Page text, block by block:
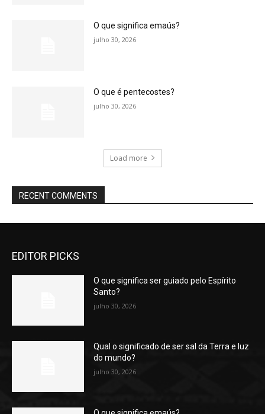
O que significa emaús?
julho 30, 2026
O que é pentecostes?
julho 30, 2026
Load more
RECENT COMMENTS
EDITOR PICKS
O que significa ser guiado pelo Espírito
Santo?
julho 30, 2026
Qual o significado de ser sal da Terra e luz
do mundo?
julho 30, 2026